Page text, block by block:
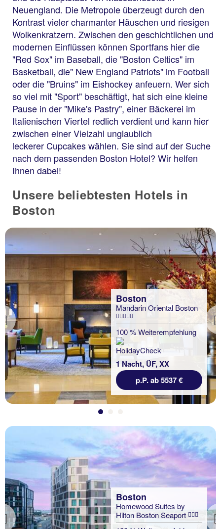
Neuengland. Die Metropole überzeugt durch den
Kontrast vieler charmanter Häuschen und riesigen
Wolkenkratzern. Zwischen den geschichtlichen und
modernen Einflüssen können Sportfans hier die
"Red Sox" im Baseball, die "Boston Celtics" im
Basketball, die" New England Patriots" im Football
oder die "Bruins" im Eishockey anfeuern. Wer sich
so viel mit "Sport" beschäftigt, hat sich eine kleine
Pause in der "Mike's Pastry", einer Bäckerei im
Italienischen Viertel redlich verdient und kann hier
zwischen einer Vielzahl unglaublich
leckerer Cupcakes wählen. Sie sind auf der Suche
nach dem passenden Boston Hotel? Wir helfen
Ihnen dabei!
Unsere beliebtesten Hotels in
Boston
Previous
Boston
Mandarin Oriental Boston
100 % Weiterempfehlung
1 Nacht, ÜF, XX
p.P. ab 5537 €
Boston
Homewood Suites by
Hilton Boston Seaport